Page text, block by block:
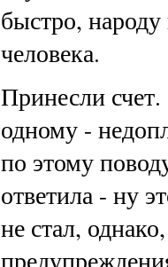
быстро,
человека.
Принесли счет.
одному -
по этому
ответила - ну
не стал,